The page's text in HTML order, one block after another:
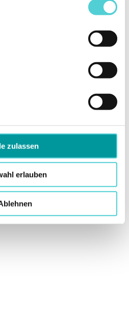
Kategorien Sie zustimmen
Sie jederzeit ändern oder
zulassen
erlauben